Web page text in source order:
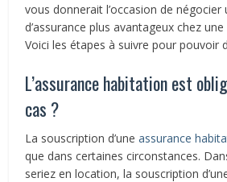
vous donnerait l’occasion de
d’assurance plus avantageux chez
Voici les étapes à suivre pour pouvoir
L’assurance habitation est
cas ?
La souscription d’une assurance
que dans certaines circonstances.
seriez en location, la souscription